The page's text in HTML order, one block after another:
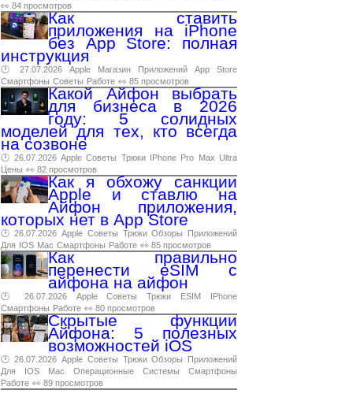
👀 84 просмотров
Как ставить
приложения на iPhone
без App Store: полная
инструкция
🕑 27.07.2026 Apple Магазин Приложений App
Store
Смартфоны Советы Работе 👀 85 просмотров
Какой Айфон выбрать
для бизнеса в 2026
году: 5 солидных
моделей для тех, кто всегда
на созвоне
🕑 26.07.2026 Apple Советы Трюки IPhone Pro Max Ultra
Цены 👀 82 просмотров
Как я обхожу санкции
Apple и ставлю на
Айфон приложения,
которых нет в App Store
🕑 26.07.2026 Apple Советы Трюки Обзоры
Приложений
Для IOS Mac Смартфоны Работе 👀 85 просмотров
Как правильно
перенести eSIM с
айфона на айфон
🕑 26.07.2026 Apple Советы Трюки ESIM
IPhone
Смартфоны Работе 👀 80 просмотров
Скрытые функции
Айфона: 5 полезных
возможностей iOS
🕑 26.07.2026 Apple Советы Трюки Обзоры
Приложений
Для
IOS Mac Операционные Системы
Смартфоны
Работе 👀 89 просмотров